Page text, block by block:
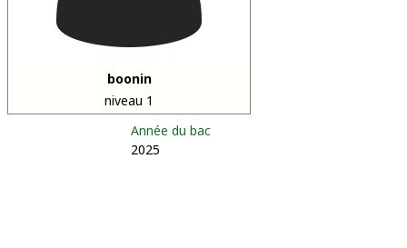
boonin
niveau 1
Année du bac
2025